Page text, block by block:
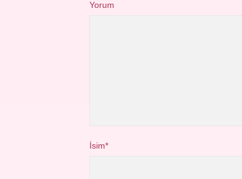
Yorum
İsim*